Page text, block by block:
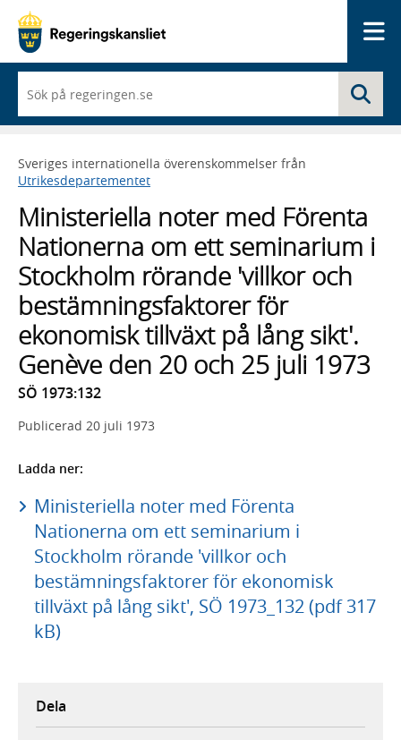
du
börjar
skriva
framträder
en
med
sökförslag
Sveriges internationella överenskommelser från
Utrikesdepartementet
Ministeriella noter med Förenta
Nationerna om ett seminarium i
Stockholm rörande 'villkor och
bestämningsfaktorer för
ekonomisk tillväxt på lång sikt'.
Genève den 20 och 25 juli 1973
SÖ 1973:132
Publicerad 20 juli 1973
Ladda ner:
Ministeriella noter med Förenta
Nationerna om ett seminarium i
Stockholm rörande 'villkor och
bestämningsfaktorer för ekonomisk
tillväxt på lång sikt', SÖ 1973_132 (pdf 317
kB)
Dela